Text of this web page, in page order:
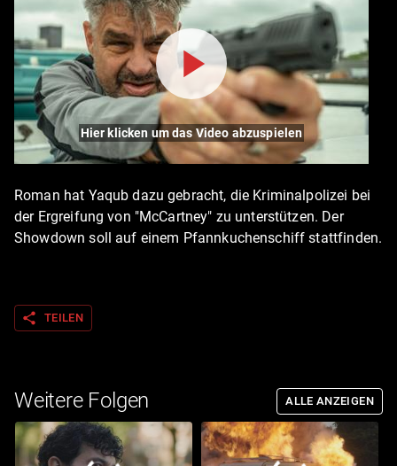
Hier klicken um das Video abzuspielen
Roman hat Yaqub dazu gebracht, die Kriminalpolizei bei
der Ergreifung von "McCartney" zu unterstützen. Der
Showdown soll auf einem Pfannkuchenschiff stattfinden.
share TEILEN
Weitere Folgen ALLE ANZEIGEN